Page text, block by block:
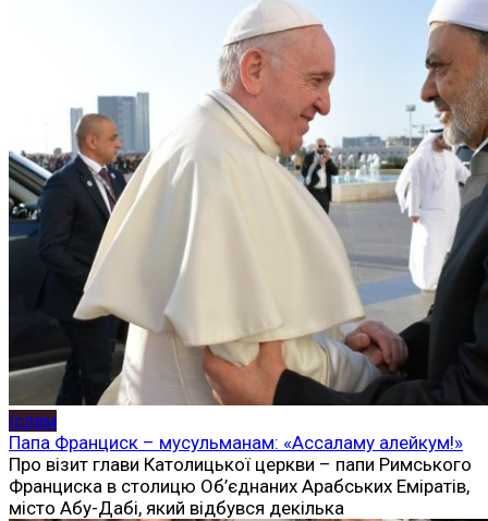
Іслам
Папа Франциск – мусульманам: «Ассаламу алейкум!»
Про візит глави Католицької церкви – папи Римського
Франциска в столицю Об’єднаних Арабських Еміратів,
місто Абу-Дабі, який відбувся декілька